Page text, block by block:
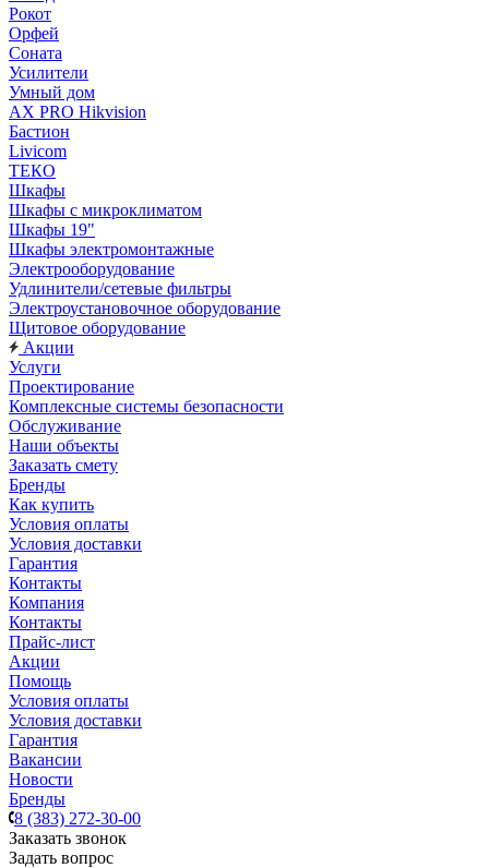
Рокот
Орфей
Соната
Усилители
Умный дом
AX PRO Hikvision
Бастион
Livicom
ТЕКО
Шкафы
Шкафы с микроклиматом
Шкафы 19"
Шкафы электромонтажные
Электрооборудование
Удлинители/сетевые фильтры
Электроустановочное оборудование
Щитовое оборудование
Акции
Услуги
Проектирование
Комплексные системы безопасности
Обслуживание
Наши объекты
Заказать смету
Бренды
Как купить
Условия оплаты
Условия доставки
Гарантия
Контакты
Компания
Контакты
Прайс-лист
Акции
Помощь
Условия оплаты
Условия доставки
Гарантия
Вакансии
Новости
Бренды
8 (383) 272-30-00
Заказать звонок
Задать вопрос